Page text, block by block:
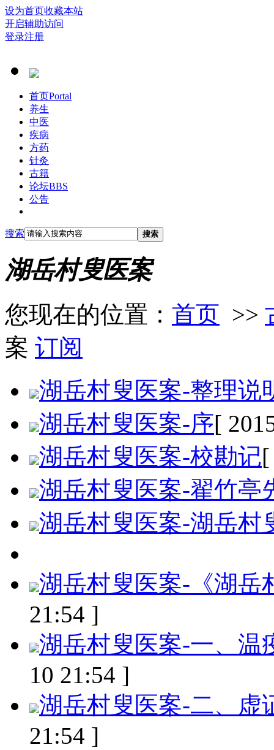
设为首页收藏本站
开启辅助访问
登录注册
首页Portal
养生
中医
疾病
方药
针灸
古籍
论坛BBS
公告
搜索 搜索
湖岳村叟医案
您现在的位置： 首页 >>
案 订阅
湖岳村叟医案-整理说
湖岳村叟医案-序[
湖岳村叟医案-校勘记
湖岳村叟医案-翟竹亭
湖岳村叟医案-湖岳村
湖岳村叟医案-《湖岳
21:54 ]
湖岳村叟医案-一、温
10 21:54 ]
湖岳村叟医案-二、虚
21:54 ]